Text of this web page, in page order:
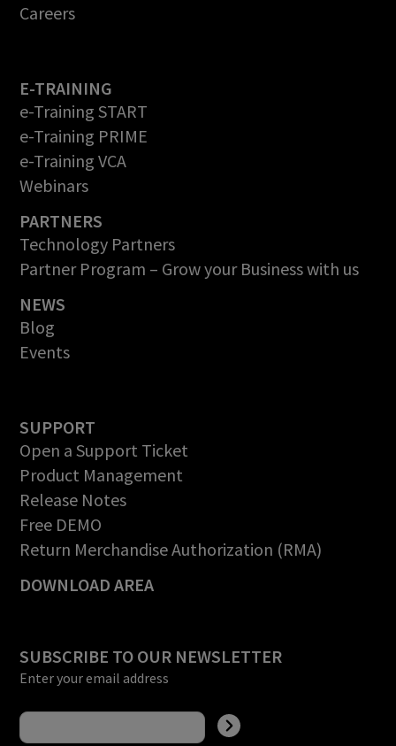
Careers
E-TRAINING
e-Training START
e-Training PRIME
e-Training VCA
Webinars
PARTNERS
Technology Partners
Partner Program – Grow your Business with us
NEWS
Blog
Events
SUPPORT
Open a Support Ticket
Product Management
Release Notes
Free DEMO
Return Merchandise Authorization (RMA)
DOWNLOAD AREA
SUBSCRIBE TO OUR NEWSLETTER
Enter your email address